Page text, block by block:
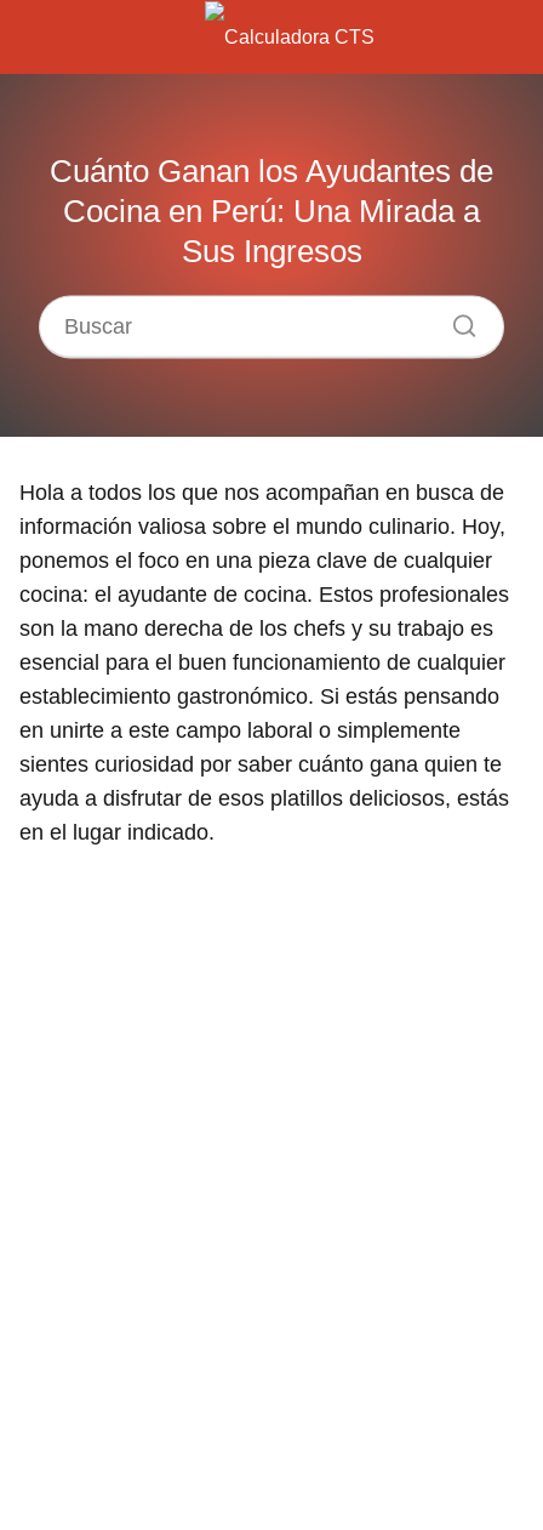
Cuánto Ganan los Ayudantes de
Cocina en Perú: Una Mirada a
Sus Ingresos
Hola a todos los que nos acompañan en busca de
información valiosa sobre el mundo culinario. Hoy,
ponemos el foco en una pieza clave de cualquier
cocina: el ayudante de cocina. Estos profesionales
son la mano derecha de los chefs y su trabajo es
esencial para el buen funcionamiento de cualquier
establecimiento gastronómico. Si estás pensando
en unirte a este campo laboral o simplemente
sientes curiosidad por saber cuánto gana quien te
ayuda a disfrutar de esos platillos deliciosos, estás
en el lugar indicado.